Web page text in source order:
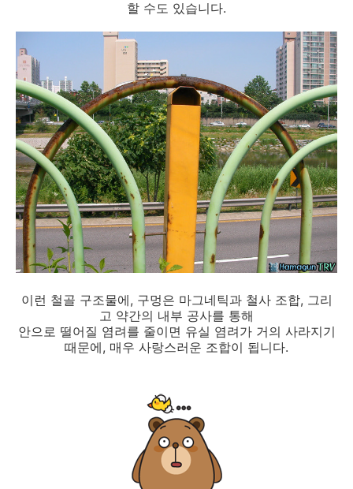
할 수도 있습니다.
이런 철골 구조물에, 구멍은 마그네틱과 철사 조합, 그리
고 약간의 내부 공사를 통해
안으로 떨어질 염려를 줄이면 유실 염려가 거의 사라지기
때문에, 매우 사랑스러운 조합이 됩니다.